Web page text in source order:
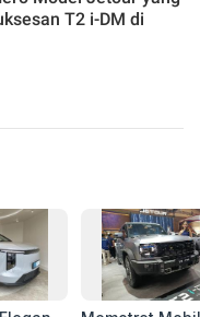
T2 i-DM di